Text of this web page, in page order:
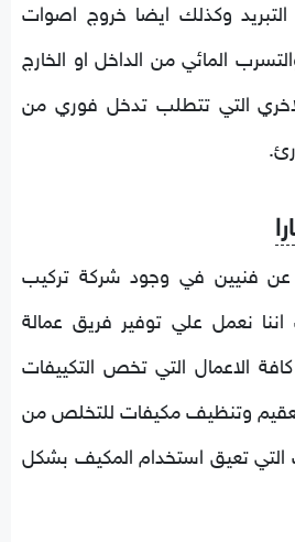
وكذلك ايضا خروج اصوات
المائي من الداخل او الخارج
التي تتطلب تدخل فوري من
عن فنيين في وجود شركة تركيب
نعمل علي توفير فريق عمالة
الاعمال التي تخص التكييفات
وتنظيف مكيفات للتخلص من
التي تعيق استخدام المكيف بشكل